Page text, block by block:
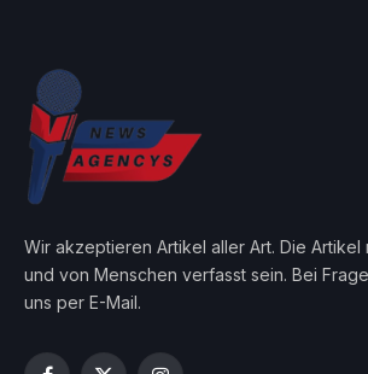
Wir akzeptieren Artikel aller Art. Die Artikel
und von Menschen verfasst sein. Bei
uns per E-Mail.